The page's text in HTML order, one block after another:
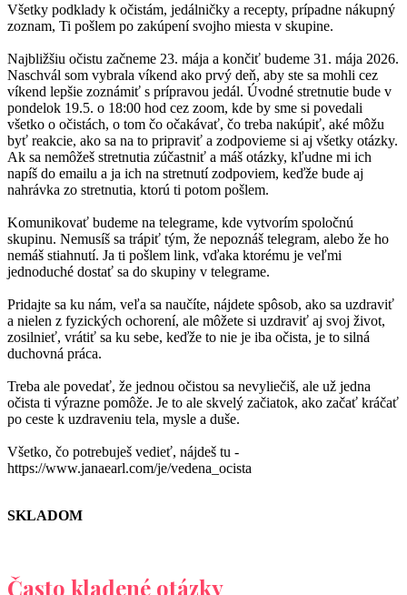
Všetky podklady k očistám, jedálničky a recepty, prípadne nákupný
zoznam, Ti pošlem po zakúpení svojho miesta v skupine.
Najbližšiu očistu začneme 23. mája a končiť budeme 31. mája 2026.
Naschvál som vybrala víkend ako prvý deň, aby ste sa mohli cez
víkend lepšie zoznámiť s prípravou jedál. Úvodné stretnutie bude v
pondelok 19.5. o 18:00 hod cez zoom, kde by sme si povedali
všetko o očistách, o tom čo očakávať, čo treba nakúpiť, aké môžu
byť reakcie, ako sa na to pripraviť a zodpovieme si aj všetky otázky.
Ak sa nemôžeš stretnutia zúčastniť a máš otázky, kľudne mi ich
napíš do emailu a ja ich na stretnutí zodpoviem, keďže bude aj
nahrávka zo stretnutia, ktorú ti potom pošlem.
Komunikovať budeme na telegrame, kde vytvorím spoločnú
skupinu. Nemusíš sa trápiť tým, že nepoznáš telegram, alebo že ho
nemáš stiahnutí. Ja ti pošlem link, vďaka ktorému je veľmi
jednoduché dostať sa do skupiny v telegrame.
Pridajte sa ku nám, veľa sa naučíte, nájdete spôsob, ako sa uzdraviť
a nielen z fyzických ochorení, ale môžete si uzdraviť aj svoj život,
zosilnieť, vrátiť sa ku sebe, keďže to nie je iba očista, je to silná
duchovná práca.
Treba ale povedať, že jednou očistou sa nevyliečiš, ale už jedna
očista ti výrazne pomôže. Je to ale skvelý začiatok, ako začať kráčať
po ceste k uzdraveniu tela, mysle a duše.
Všetko, čo potrebuješ vedieť, nájdeš tu -
https://www.janaearl.com/je/vedena_ocista
SKLADOM
Často kladené otázky